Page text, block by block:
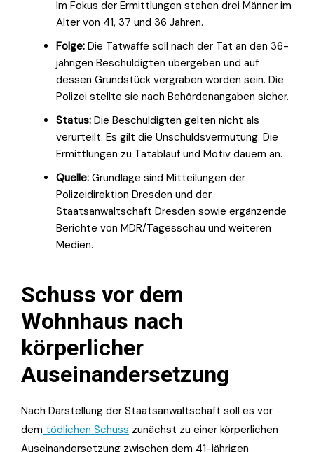
Im Fokus der Ermittlungen stehen drei Männer im
Alter von 41, 37 und 36 Jahren.
Folge: Die Tatwaffe soll nach der Tat an den 36-
jährigen Beschuldigten übergeben und auf
dessen Grundstück vergraben worden sein. Die
Polizei stellte sie nach Behördenangaben sicher.
Status: Die Beschuldigten gelten nicht als
verurteilt. Es gilt die Unschuldsvermutung. Die
Ermittlungen zu Tatablauf und Motiv dauern an.
Quelle: Grundlage sind Mitteilungen der
Polizeidirektion Dresden und der
Staatsanwaltschaft Dresden sowie ergänzende
Berichte von MDR/Tagesschau und weiteren
Medien.
Schuss vor dem
Wohnhaus nach
körperlicher
Auseinandersetzung
Nach Darstellung der Staatsanwaltschaft soll es vor
dem tödlichen Schuss zunächst zu einer körperlichen
Auseinandersetzung zwischen dem 41-jährigen